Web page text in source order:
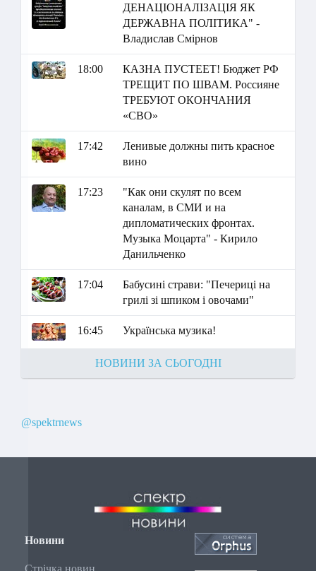
ДЕНАЦІОНАЛІЗАЦІЯ ЯК
ДЕРЖАВНА ПОЛІТИКА" -
Владислав Смірнов
18:00
КАЗНА ПУСТЕЕТ! Бюджет РФ
ТРЕЩИТ ПО ШВАМ. Россияне
ТРЕБУЮТ ОКОНЧАНИЯ
«СВО»
17:42
Ленивые должны пить красное
вино
17:23
"Как они скулят по всем
каналам, в СМИ и на
дипломатических фронтах.
Музыка Моцарта" - Кирило
Данильченко
17:04
Бабусині страви: "Печериці на
грилі зі шпиком і овочами"
16:45 Українська музика!
НОВИНИ ЗА СЬОГОДНІ
@spektrnews
Новини
Стрічка новин